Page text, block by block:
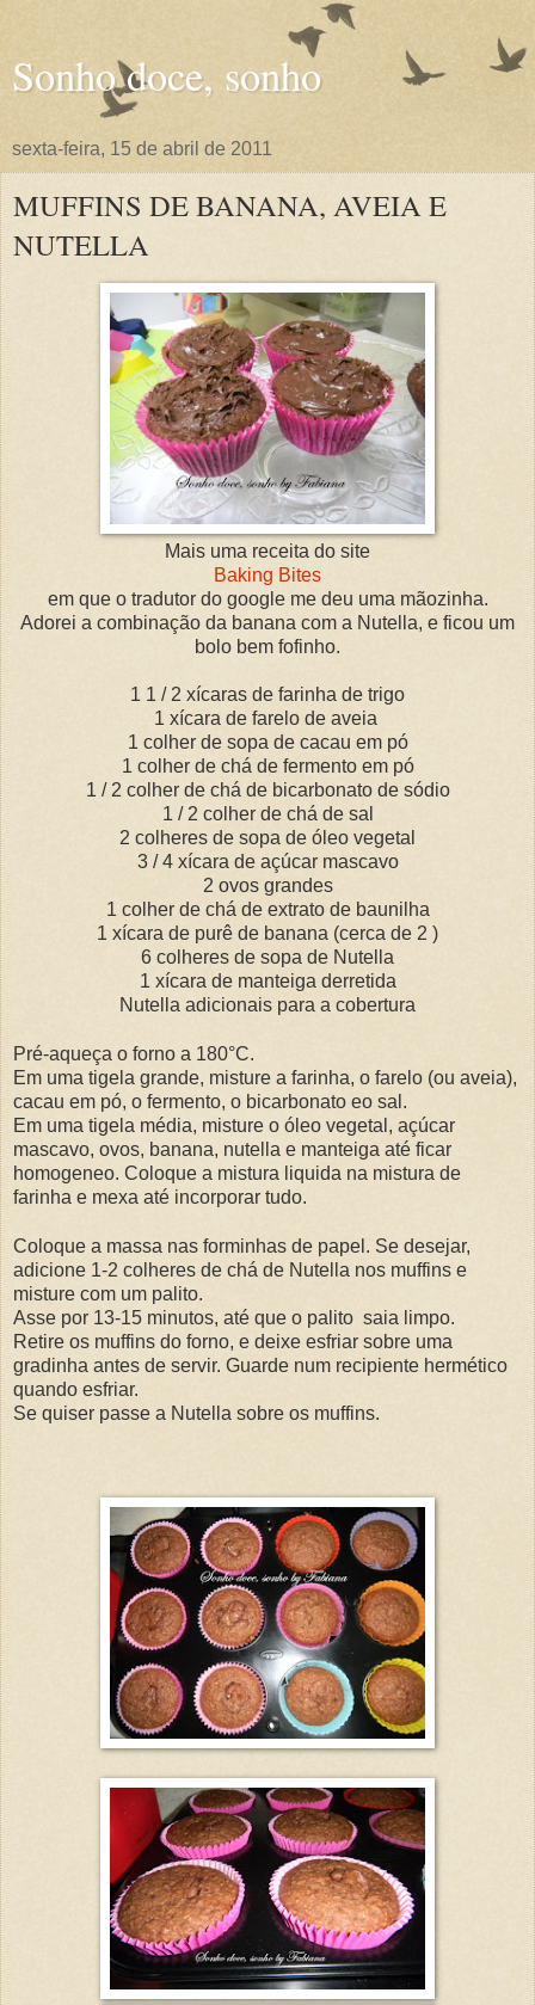
Sonho doce, sonho
sexta-feira, 15 de abril de 2011
MUFFINS DE BANANA, AVEIA E
NUTELLA
Mais uma receita do site
Baking Bites
em que o tradutor do google me deu uma mãozinha.
Adorei a combinação da banana com a Nutella, e ficou um
bolo bem fofinho.
1 1 / 2 xícaras de farinha de trigo
1 xícara de farelo de aveia
1 colher de sopa de cacau em pó
1 colher de chá de fermento em pó
1 / 2 colher de chá de bicarbonato de sódio
1 / 2 colher de chá de sal
2 colheres de sopa de óleo vegetal
3 / 4 xícara de açúcar mascavo
2 ovos grandes
1 colher de chá de extrato de baunilha
1 xícara de purê de banana (cerca de 2 )
6 colheres de sopa de Nutella
1 xícara de manteiga derretida
Nutella adicionais para a cobertura
Pré-aqueça o forno a 180°C.
Em uma tigela grande, misture a farinha, o farelo (ou aveia),
cacau em pó, o fermento, o bicarbonato eo sal.
Em uma tigela média, misture o óleo vegetal, açúcar
mascavo, ovos, banana, nutella e manteiga até ficar
homogeneo. Coloque a mistura liquida na mistura de
farinha e mexa até incorporar tudo.
Coloque a massa nas forminhas de papel. Se desejar,
adicione 1-2 colheres de chá de Nutella nos muffins e
misture com um palito.
Asse por 13-15 minutos, até que o palito saia limpo.
Retire os muffins do forno, e deixe esfriar sobre uma
gradinha antes de servir. Guarde num recipiente hermético
quando esfriar.
Se quiser passe a Nutella sobre os muffins.